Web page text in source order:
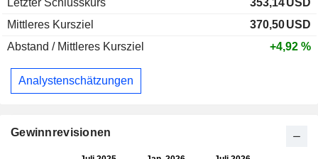
Letzter Schlusskurs
353,14USD
Mittleres Kursziel
370,50USD
Abstand / Mittleres Kursziel
+4,92 %
Analystenschätzungen
Gewinnrevisionen